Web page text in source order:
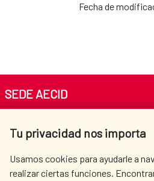
Fecha de
Tu privacidad nos importa
Usamos cookies para ayudarle a
realizar ciertas funciones.
SEDE AECID
Tel. +34 900 20 30 54​​​​​​​